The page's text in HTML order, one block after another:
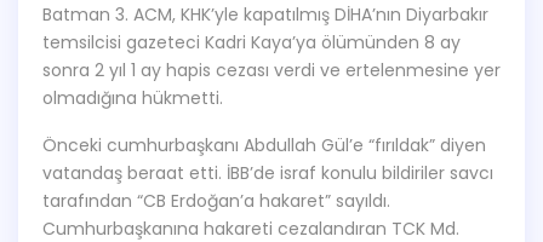
Batman 3. ACM, KHK’yle kapatılmış DİHA’nın Diyarbakır
temsilcisi gazeteci Kadri Kaya’ya ölümünden 8 ay
sonra 2 yıl 1 ay hapis cezası verdi ve ertelenmesine yer
olmadığına hükmetti.
Önceki cumhurbaşkanı Abdullah Gül’e “fırıldak” diyen
vatandaş beraat etti. İBB’de israf konulu bildiriler savcı
tarafından “CB Erdoğan’a hakaret” sayıldı.
Cumhurbaşkanına hakareti cezalandıran TCK Md.